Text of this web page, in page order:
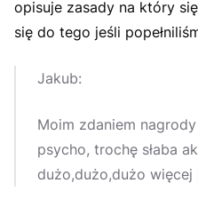
opisuje zasady na który
się do tego jeśli
Jakub:
Moim zdaniem
psycho, trochę słaba
dużo,dużo,dużo